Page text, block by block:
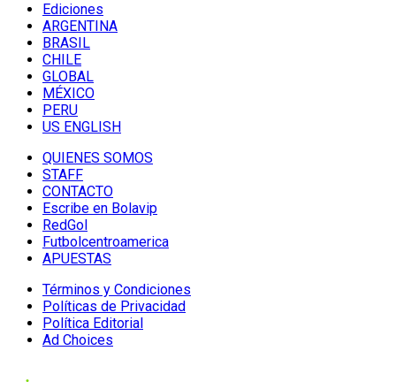
Ediciones
ARGENTINA
BRASIL
CHILE
GLOBAL
MÉXICO
PERU
US ENGLISH
QUIENES SOMOS
STAFF
CONTACTO
Escribe en Bolavip
RedGol
Futbolcentroamerica
APUESTAS
Términos y Condiciones
Políticas de Privacidad
Política Editorial
Ad Choices